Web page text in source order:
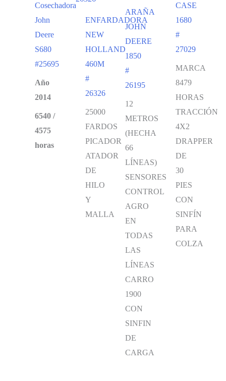
Cosechadora
John
Deere
S680
#25695
Año
2014
6540 /
4575
horas
ENFARDADORA
NEW
HOLLAND
460M
#
26326
25000
FARDOS
PICADOR
ATADOR
DE
HILO
Y
MALLA
ARAÑA
JOHN
DEERE
1850
#
26195
12
METROS
(HECHA
66
LÍNEAS)
SENSORES
CONTROL
AGRO
EN
TODAS
LAS
LÍNEAS
CARRO
1900
CON
SINFIN
DE
CARGA
CASE
1680
#
27029
MARCA
8479
HORAS
TRACCIÓN
4X2
DRAPPER
DE
30
PIES
CON
SINFÍN
PARA
COLZA